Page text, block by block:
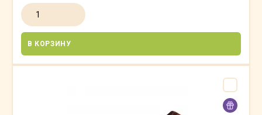
В КОРЗИНУ